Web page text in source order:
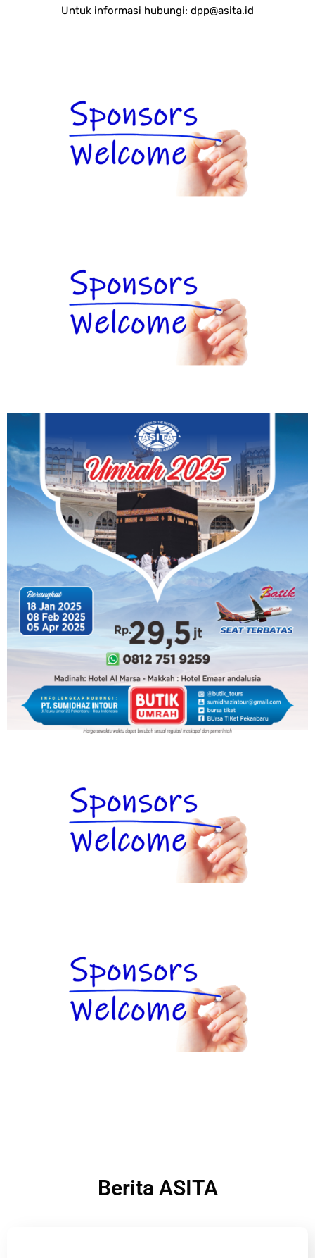
Untuk informasi hubungi: dpp@asita.id
Berita ASITA